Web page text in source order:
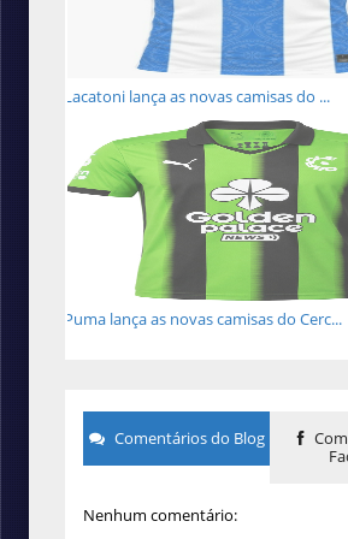
Lacatoni lança as novas camisas do ...
Puma lança as novas camisas do Cerc...
Comentários do Blog
Nenhum comentário: